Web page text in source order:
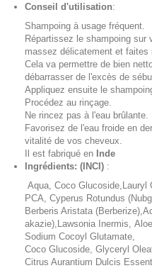
Conseil d'utilisation:
Shampoing à usage fréquent.
Répartissez le shampoing sur
massez délicatement et faites
Cela va permettre de bien
débarrasser de l'excès de
Appliquez ensuite le
Procédez au rinçage.
Ne rincez pas à l'eau brûlante.
Favorisez de l'eau froide en
vitalité de vos cheveux.
Il est fabriqué en Inde
Ingrédients: (INCI) :
Aqua, Coco Glucoside,Lauryl
PCA, Cyperus Rotundus
Berberis Aristata
akazie),Lawsonia Inermis,
Sodium Cocoyl Glutamate,
Coco Glucoside, Glyceryl
Citrus Aurantium Dulcis